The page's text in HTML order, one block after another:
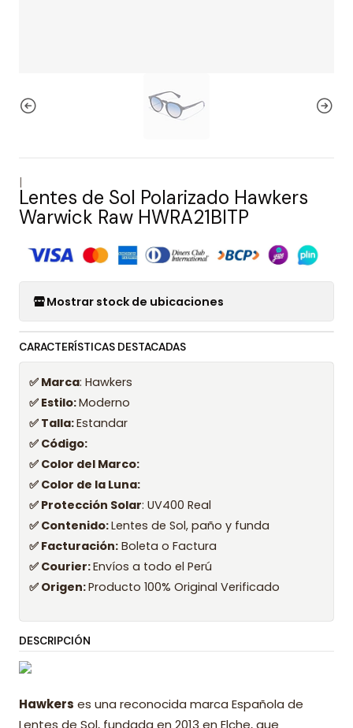
|
Lentes de Sol Polarizado Hawkers
Warwick Raw HWRA21BITP
Mostrar stock de ubicaciones
CARACTERÍSTICAS DESTACADAS
✅ Marca: Hawkers
✅ Estilo:Moderno
✅ Talla:Estandar
✅ Código:
✅ Color del Marco:
✅ Color de la Luna:
✅ Protección Solar: UV400 Real
✅ Contenido:Lentes de Sol, paño y funda
✅ Facturación: Boleta o Factura
✅ Courier:Envíos a todo el Perú
✅ Origen:Producto 100% Original Verificado
DESCRIPCIÓN
Hawkers es una reconocida marca Española de
Lentes de Sol, fundada en 2013 en Elche, que